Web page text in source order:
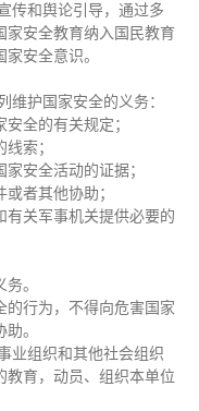
传和舆论引导，通过多
家安全教育纳入国民教育
安全意识。
维护国家安全的义务：
全的有关规定；
索；
安全活动的证据；
者其他协助；
有关军事机关提供必要的
。
的行为，不得向危害国家
。
业组织和其他社会组织
教育，动员、组织本单位